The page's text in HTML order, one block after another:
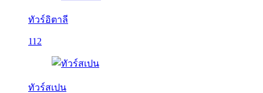
ทัวร์อิตาลี
112
ทัวร์สเปน